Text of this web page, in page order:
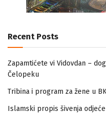
Recent Posts
Zapamtićete vi Vidovdan –
Čelopeku
Tribina i program za žene u
Islamski propis šivenja